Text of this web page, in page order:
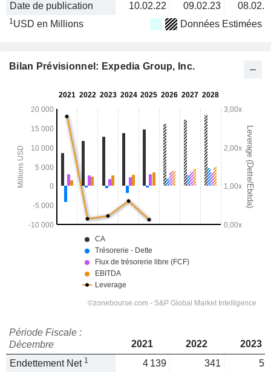
Date de publication 10.02.22 09.02.23
1USD en Millions Données Estimées
Bilan Prévisionnel: Expedia Group, Inc.
Période Fiscale :
Décembre
2021 2022
2023
Endettement Net 1 4 139 341